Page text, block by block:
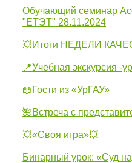
Обучающий семинар
"ЕТЭТ" 28.11.2024
💥Итоги НЕДЕЛИ
📍Учебная экскурсия -
📖Гости из «УрГАУ»
🌺Встреча с
💥«Своя игра»💥
Бинарный урок: «Суд